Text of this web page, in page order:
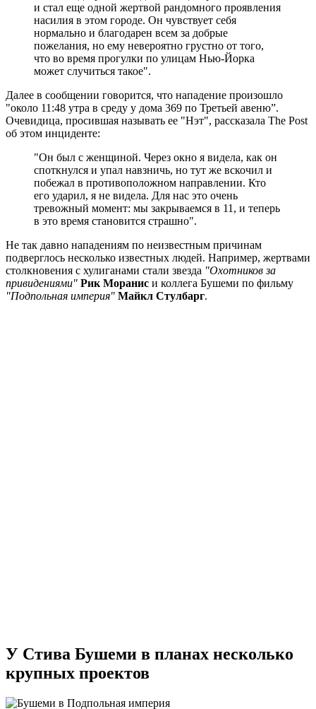
и стал еще одной жертвой рандомного проявления
насилия в этом городе. Он чувствует себя
нормально и благодарен всем за добрые
пожелания, но ему невероятно грустно от того,
что во время прогулки по улицам Нью-Йорка
может случиться такое".
Далее в сообщении говорится, что нападение произошло
"около 11:48 утра в среду у дома 369 по Третьей авеню”.
Очевидица, просившая называть ее "Нэт", рассказала The Post
об этом инциденте:
"Он был с женщиной. Через окно я видела, как он
споткнулся и упал навзничь, но тут же вскочил и
побежал в противоположном направлении. Кто
его ударил, я не видела. Для нас это очень
тревожный момент: мы закрываемся в 11, и теперь
в это время становится страшно".
Не так давно нападениям по неизвестным причинам
подверглось несколько известных людей. Например, жертвами
столкновения с хулиганами стали звезда "Охотников за
привидениями" Рик Моранис и коллега Бушеми по фильму
"Подпольная империя" Майкл Стулбарг.
У Стива Бушеми в планах несколько
крупных проектов